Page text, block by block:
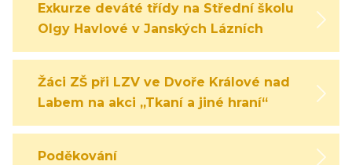
Exkurze deváté třídy na Střední školu
Olgy Havlové v Janských Lázních
Žáci ZŠ při LZV ve Dvoře Králové nad
Labem na akci „Tkaní a jiné hraní“
Poděkování